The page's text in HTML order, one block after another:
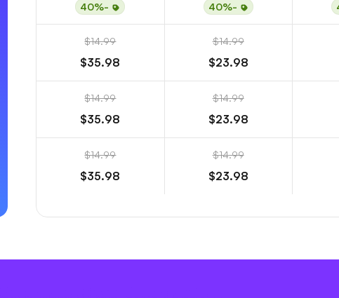
-40%
-40%
$14.99
$23.98
$14.99
$35.98
$14.99
$23.98
$14.99
$35.98
$14.99
$23.98
$14.99
$35.98